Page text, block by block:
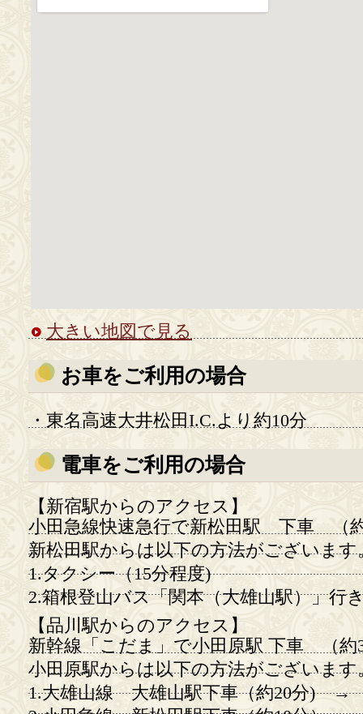
大きい地図で見る
お車をご利用の場合
・東名高速大井松田I.C.より約10分
電車をご利用の場合
【新宿駅からのアクセス】
小田急線快速急行で新松田駅 下車 （
新松田駅からは以下の方法がございます
1.タクシー（15分程度)
2.箱根登山バス「関本（大雄山駅）」行
【品川駅からのアクセス】
新幹線「こだま」で小田原駅 下車 （約
小田原駅からは以下の方法がございます
1.大雄山線 大雄山駅下車（約20分)